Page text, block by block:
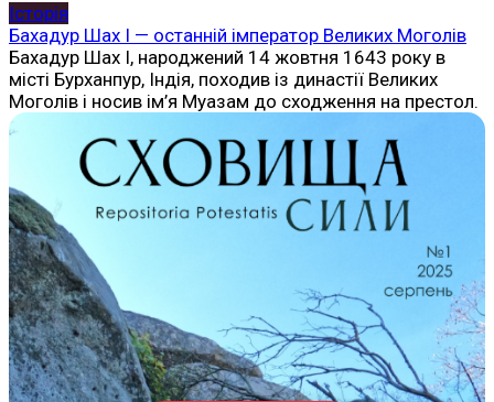
Історія
Бахадур Шах I — останній імператор Великих Моголів
Бахадур Шах I, народжений 14 жовтня 1643 року в
місті Бурханпур, Індія, походив із династії Великих
Моголів і носив ім’я Муазам до сходження на престол.